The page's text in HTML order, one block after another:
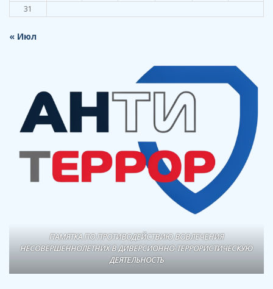
31
« Июл
ПАМЯТКА ПО ПРОТИВОДЕЙСТВИЮ ВОВЛЕЧЕНИЯ
НЕСОВЕРШЕННОЛЕТНИХ В ДИВЕРСИОННО-ТЕРРОРИСТИЧЕСКУЮ
ДЕЯТЕЛЬНОСТЬ